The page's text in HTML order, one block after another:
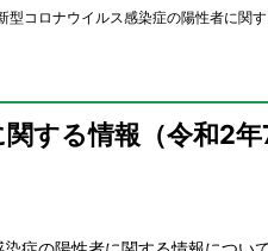
型コロナウイルス感染症の陽性者に関
する情報（令和2年